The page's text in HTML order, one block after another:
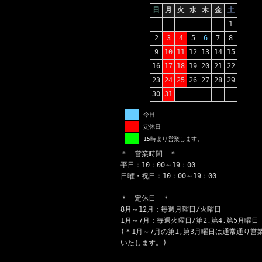
日 月 火 水 木 金
土
1
2
3 4 5 6 7
8
9
10 11 12 13 14
15
16 17 18 19 20 21
22
23 24 25 26 27 28
29
30 31
今日
定休日
15時より営業します。
＊ 営業時間 ＊
平日：10：00～19：00
日曜・祝日：10：00～19：00
＊ 定休日 ＊
8月～12月：毎週月曜日/火曜日
1月～7月：毎週火曜日/第2,第4,第5月曜日
(＊1月～7月の第1,第3月曜日は通常通り営
いたします。)